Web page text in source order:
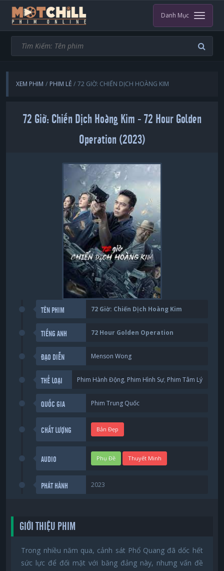
Danh Mục
XEM PHIM PHIM LẺ 72 GIỜ: CHIẾN DỊCH HOÀNG KIM
72 Giờ: Chiến Dịch Hoàng Kim - 72 Hour Golden
Operation (2023)
TÊN PHIM 72 Giờ: Chiến Dịch Hoàng Kim
TIẾNG ANH 72 Hour Golden Operation
ĐẠO DIỄN Menson Wong
THỂ LOẠI Phim Hành Động, Phim Hình Sự, Phim Tâm Lý
QUỐC GIA Phim Trung Quốc
CHẤT LƯỢNG Bản Đẹp
AUDIO Phụ Đề Thuyết Minh
PHÁT HÀNH 2023
GIỚI THIỆU PHIM
Trong nhiều năm qua, cảnh sát Phổ Quang đã dốc hết
sức lực để đối mặt với băng đảng này, nhưng vấn đề